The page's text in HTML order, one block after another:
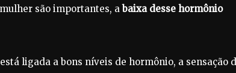
são importantes, a baixa desse hormônio
ligada a bons níveis de hormônio, a sensação